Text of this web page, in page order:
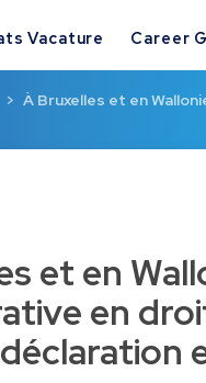
Vacature Career
À Bruxelles et en
et en
en